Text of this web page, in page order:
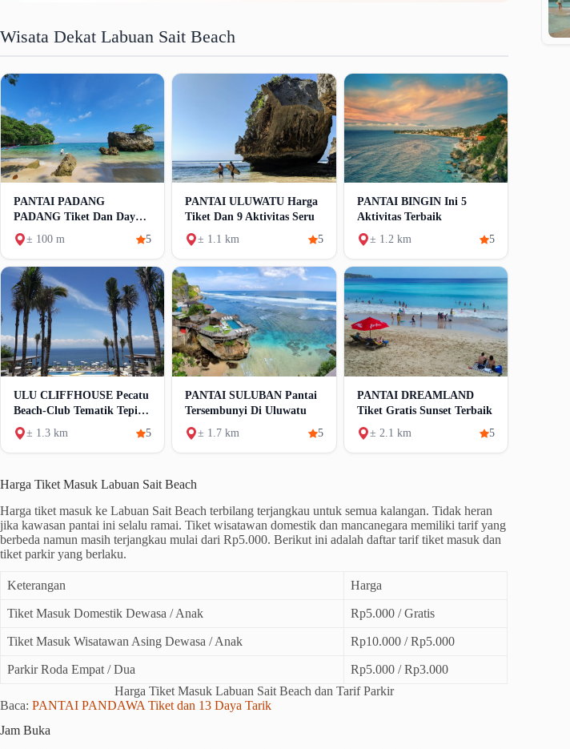
Wisata Dekat Labuan Sait Beach
PANTAI PADANG
PADANG Tiket Dan Daya
Tarik
± 100 m 5
PANTAI ULUWATU Harga
Tiket Dan 9 Aktivitas Seru
± 1.1 km
5
PANTAI BINGIN Ini 5
Aktivitas Terbaik
± 1.2 km
5
ULU CLIFFHOUSE Pecatu
Beach-Club Tematik Tepi
Laut
± 1.3 km 5
PANTAI SULUBAN Pantai
Tersembunyi Di Uluwatu
± 1.7 km
5
PANTAI DREAMLAND
Tiket Gratis Sunset Terbaik
± 2.1 km
5
Harga Tiket Masuk Labuan Sait Beach
Harga tiket masuk ke Labuan Sait Beach terbilang terjangkau untuk semua kalangan. Tidak heran
jika kawasan pantai ini selalu ramai. Tiket wisatawan domestik dan mancanegara memiliki tarif yang
berbeda namun masih terjangkau mulai dari Rp5.000. Berikut ini adalah daftar tarif tiket masuk dan
tiket parkir yang berlaku.
Keterangan Harga
Tiket Masuk Domestik Dewasa / Anak Rp5.000 / Gratis
Tiket Masuk Wisatawan Asing Dewasa / Anak Rp10.000 / Rp5.000
Parkir Roda Empat / Dua
Rp5.000 / Rp3.000
Harga Tiket Masuk Labuan Sait Beach dan Tarif Parkir
Baca: PANTAI PANDAWA Tiket dan 13 Daya Tarik
Jam Buka